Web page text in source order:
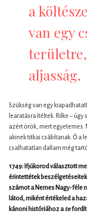
a
van egy
aljasság.
Szükség van egy
learatásra ítéltek. Rilke –
azért örök, mert
akinek titkai csábítanak. Ő a
csalhatatlan dallam még
1749: Ifjúkorod választott
érintettétek
számot a Nemes Nagy-féle
látod, miként értékeled a
kánoni históriához ate